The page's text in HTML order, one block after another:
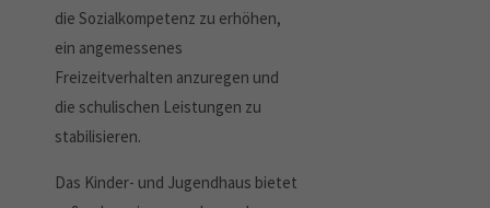
die Sozialkompetenz zu erhöhen,
ein angemessenes
Freizeitverhalten anzuregen und
die schulischen Leistungen zu
stabilisieren.
Das Kinder- und Jugendhaus bietet